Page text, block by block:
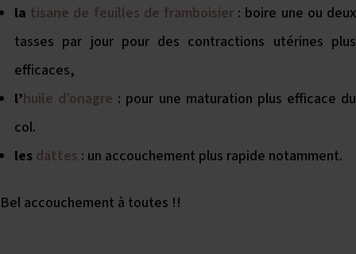
la tisane de feuilles de framboisier : boire une ou deux
tasses par jour pour des contractions utérines plus
efficaces,
l’huile d’onagre : pour une maturation plus efficace du
col.
les dattes : un accouchement plus rapide notamment.
Bel accouchement à toutes !!